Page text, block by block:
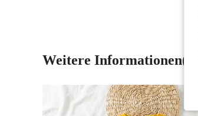
Weitere Informationen(8)